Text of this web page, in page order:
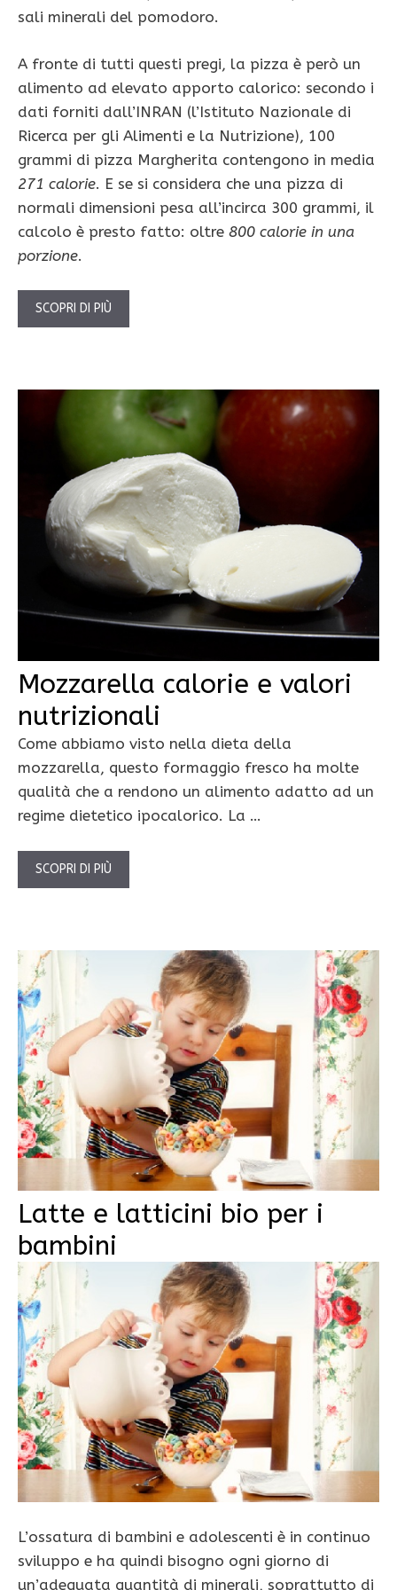
sali minerali del pomodoro.
A fronte di tutti questi pregi, la pizza è però un
alimento ad elevato appor­to calorico: secondo i
dati forniti dall’INRAN (l’Istituto Nazionale di
Ricerca per gli Alimenti e la Nutrizione), 100
grammi di pizza Margherita contengono in media
271 calorie. E se si consi­dera che una pizza di
normali dimensioni pesa al­l’incirca 300 grammi, il
calcolo è presto fatto: oltre 800 calorie in una
porzione.
SCOPRI DI PIÙ
Mozzarella calorie e valori
nutrizionali
Come abbiamo visto nella dieta della
mozzarella, questo formaggio fresco ha molte
qualità che a rendono un alimento adatto ad un
regime dietetico ipocalorico. La …
SCOPRI DI PIÙ
Latte e latticini bio per i
bambini
L’ossatura di bambini e adolescenti è in continuo
sviluppo e ha quindi bisogno ogni giorno di
un’adeguata quantità di mi­nerali, soprattutto di